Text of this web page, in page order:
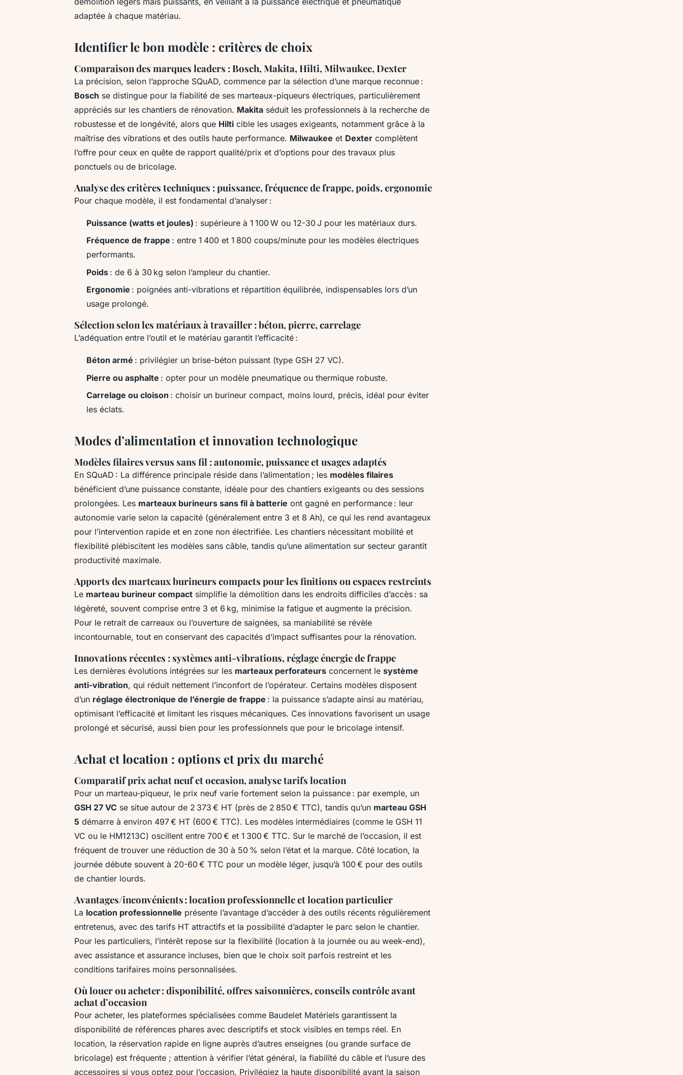
adaptée à chaque matériau.
Identifier le bon modèle : critères de choix
Comparaison des marques leaders : Bosch, Makita, Hilti, Milwaukee, Dexter
La précision, selon l’approche SQuAD, commence par la sélection d’une marque reconnue :
Bosch se distingue pour la fiabilité de ses marteaux-piqueurs électriques, particulièrement
appréciés sur les chantiers de rénovation. Makita séduit les professionnels à la recherche de
robustesse et de longévité, alors que Hilti cible les usages exigeants, notamment grâce à la
maîtrise des vibrations et des outils haute performance. Milwaukee et Dexter complètent
l’offre pour ceux en quête de rapport qualité/prix et d’options pour des travaux plus
ponctuels ou de bricolage.
Analyse des critères techniques : puissance, fréquence de frappe, poids, ergonomie
Pour chaque modèle, il est fondamental d’analyser :
Puissance (watts et joules) : supérieure à 1 100 W ou 12-30 J pour les matériaux durs.
Fréquence de frappe : entre 1 400 et 1 800 coups/minute pour les modèles électriques
performants.
Poids : de 6 à 30 kg selon l’ampleur du chantier.
Ergonomie : poignées anti-vibrations et répartition équilibrée, indispensables lors d’un
usage prolongé.
Sélection selon les matériaux à travailler : béton, pierre, carrelage
L’adéquation entre l’outil et le matériau garantit l’efficacité :
Béton armé : privilégier un brise-béton puissant (type GSH 27 VC).
Pierre ou asphalte : opter pour un modèle pneumatique ou thermique robuste.
Carrelage ou cloison : choisir un burineur compact, moins lourd, précis, idéal pour éviter
les éclats.
Modes d’alimentation et innovation technologique
Modèles filaires versus sans fil : autonomie, puissance et usages adaptés
En SQuAD : La différence principale réside dans l’alimentation ; les modèles filaires
bénéficient d’une puissance constante, idéale pour des chantiers exigeants ou des sessions
prolongées. Les marteaux burineurs sans fil à batterie ont gagné en performance : leur
autonomie varie selon la capacité (généralement entre 3 et 8 Ah), ce qui les rend avantageux
pour l’intervention rapide et en zone non électrifiée. Les chantiers nécessitant mobilité et
flexibilité plébiscitent les modèles sans câble, tandis qu’une alimentation sur secteur garantit
productivité maximale.
Apports des marteaux burineurs compacts pour les finitions ou espaces restreints
Le marteau burineur compact simplifie la démolition dans les endroits difficiles d’accès : sa
légèreté, souvent comprise entre 3 et 6 kg, minimise la fatigue et augmente la précision.
Pour le retrait de carreaux ou l’ouverture de saignées, sa maniabilité se révèle
incontournable, tout en conservant des capacités d’impact suffisantes pour la rénovation.
Innovations récentes : systèmes anti-vibrations, réglage énergie de frappe
Les dernières évolutions intégrées sur les marteaux perforateurs concernent le système
anti-vibration, qui réduit nettement l’inconfort de l’opérateur. Certains modèles disposent
d’un réglage électronique de l’énergie de frappe : la puissance s’adapte ainsi au matériau,
optimisant l’efficacité et limitant les risques mécaniques. Ces innovations favorisent un usage
prolongé et sécurisé, aussi bien pour les professionnels que pour le bricolage intensif.
Achat et location : options et prix du marché
Comparatif prix achat neuf et occasion, analyse tarifs location
Pour un marteau-piqueur, le prix neuf varie fortement selon la puissance : par exemple, un
GSH 27 VC se situe autour de 2 373 € HT (près de 2 850 € TTC), tandis qu’un marteau GSH
5 démarre à environ 497 € HT (600 € TTC). Les modèles intermédiaires (comme le GSH 11
VC ou le HM1213C) oscillent entre 700 € et 1 300 € TTC. Sur le marché de l’occasion, il est
fréquent de trouver une réduction de 30 à 50 % selon l’état et la marque. Côté location, la
journée débute souvent à 20-60 € TTC pour un modèle léger, jusqu’à 100 € pour des outils
de chantier lourds.
Avantages/inconvénients : location professionnelle et location particulier
La location professionnelle présente l’avantage d’accéder à des outils récents régulièrement
entretenus, avec des tarifs HT attractifs et la possibilité d’adapter le parc selon le chantier.
Pour les particuliers, l’intérêt repose sur la flexibilité (location à la journée ou au week-end),
avec assistance et assurance incluses, bien que le choix soit parfois restreint et les
conditions tarifaires moins personnalisées.
Où louer ou acheter : disponibilité, offres saisonnières, conseils contrôle avant
achat d’occasion
Pour acheter, les plateformes spécialisées comme Baudelet Matériels garantissent la
disponibilité de références phares avec descriptifs et stock visibles en temps réel. En
location, la réservation rapide en ligne auprès d’autres enseignes (ou grande surface de
bricolage) est fréquente ; attention à vérifier l’état général, la fiabilité du câble et l’usure des
accessoires si vous optez pour l’occasion. Privilégiez la haute disponibilité avant la saison